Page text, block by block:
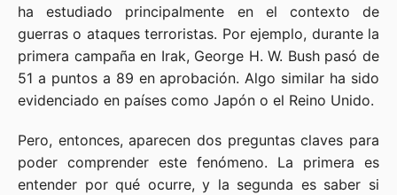
ha estudiado principalmente en el contexto de
guerras o ataques terroristas. Por ejemplo, durante la
primera campaña en Irak, George H. W. Bush pasó de
51 a puntos a 89 en aprobación. Algo similar ha sido
evidenciado en países como Japón o el Reino Unido.
Pero, entonces, aparecen dos preguntas claves para
poder comprender este fenómeno. La primera es
entender por qué ocurre, y la segunda es saber si